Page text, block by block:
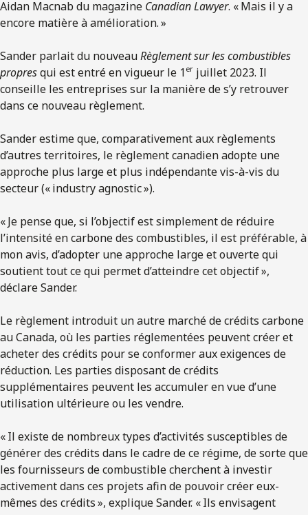
Aidan Macnab du magazine Canadian Lawyer. « Mais il y a
encore matière à amélioration. »
Sander parlait du nouveauRèglement sur les combustibles
propresqui est entré en vigueur le 1 er juillet 2023. Il
conseille les entreprises sur la manière de s’y retrouver
dans ce nouveau règlement.
Sander estime que, comparativement aux règlements
d’autres territoires, le règlement canadien adopte une
approche plus large et plus indépendante vis-à-vis du
secteur (« industry agnostic »).
« Je pense que, si l’objectif est simplement de réduire
l’intensité en carbone des combustibles, il est préférable, à
mon avis, d’adopter une approche large et ouverte qui
soutient tout ce qui permet d’atteindre cet objectif »,
déclare Sander.
Le règlement introduit un autre marché de crédits carbone
au Canada, où les parties réglementées peuvent créer et
acheter des crédits pour se conformer aux exigences de
réduction. Les parties disposant de crédits
supplémentaires peuvent les accumuler en vue d’une
utilisation ultérieure ou les vendre.
« Il existe de nombreux types d’activités susceptibles de
générer des crédits dans le cadre de ce régime, de sorte que
les fournisseurs de combustible cherchent à investir
activement dans ces projets afin de pouvoir créer eux-
mêmes des crédits », explique Sander. « Ils envisagent